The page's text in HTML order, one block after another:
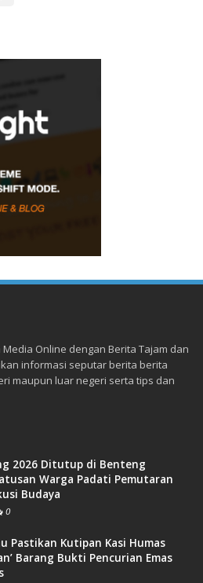
Online dengan Berita Tajam dan
informasi seputar berita berita
maupun luar negeri serta tips dan
2026 Ditutup di Benteng
Warga Padati Pemutaran
Budaya
0
Pastikan Kutipan Kasi Humas
Barang Bukti Pencurian Emas